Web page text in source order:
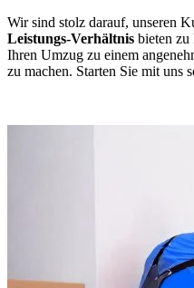
Wir sind stolz darauf, unseren
Leistungs-Verhältnis bieten zu
Ihren Umzug zu einem
zu machen. Starten Sie mit uns